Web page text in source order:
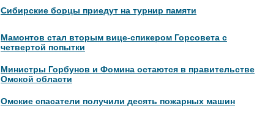
Сибирские борцы приедут на турнир памяти
Мамонтов стал вторым вице-спикером Горсовета с
четвертой попытки
Министры Горбунов и Фомина остаются в правительстве
Омской области
Омские спасатели получили десять пожарных машин